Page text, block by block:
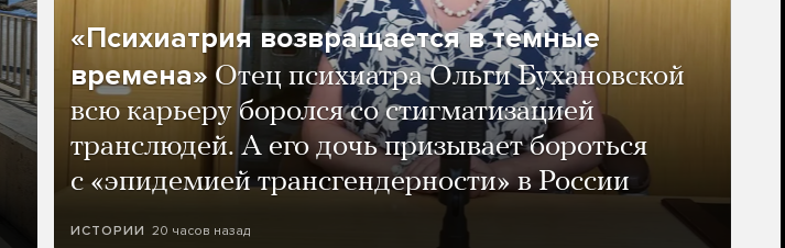
«Психиатрия возвращается в темные
времена» Отец психиатра Ольги Бухановской
всю карьеру боролся со стигматизацией
транслюдей. А его дочь призывает бороться
с «эпидемией трансгендерности» в России
ИСТОРИИ 20 часов назад